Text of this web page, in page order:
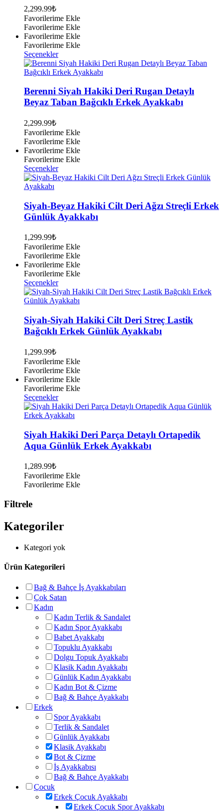
sayfasından
seçilebilir
2,299.99₺
Favorilerime Ekle
Favorilerime Ekle
Favorilerime Ekle
Favorilerime Ekle
SeçeneklerBu
ürünün
birden
varyasyonu
var.
Seçenekler
seçilebilir
Berenni Siyah Hakiki Deri Rugan Detaylı
Beyaz Taban Bağcıklı Erkek Ayakkabı
2,299.99₺
Favorilerime Ekle
Favorilerime Ekle
Favorilerime Ekle
Favorilerime Ekle
SeçeneklerBu
ürünün
varyasyonu
var.
Seçenekler
seçilebilir
Siyah-Beyaz Hakiki Cilt Deri Ağzı Streçli Erkek
Günlük Ayakkabı
1,299.99₺
Favorilerime Ekle
Favorilerime Ekle
Favorilerime Ekle
Favorilerime Ekle
SeçeneklerBu
ürünün
birden
varyasyonu
var.
Seçenekler
seçilebilir
Siyah-Siyah Hakiki Cilt Deri Streç Lastik
Bağcıklı Erkek Günlük Ayakkabı
1,299.99₺
Favorilerime Ekle
Favorilerime Ekle
Favorilerime Ekle
Favorilerime Ekle
SeçeneklerBu
ürünün
birden
varyasyonu
var.
Seçenekler
seçilebilir
Siyah Hakiki Deri Parça Detaylı Ortapedik
Aqua Günlük Erkek Ayakkabı
1,289.99₺
Favorilerime Ekle
Favorilerime Ekle
Filtrele
Kategoriler
Kategori yok
Ürün Kategorileri
Bağ & Bahçe İş Ayakkabıları
Çok Satan
Kadın
Kadın Terlik & Sandalet
Kadın Spor Ayakkabı
Babet Ayakkabı
Topuklu Ayakkabı
Dolgu Topuk Ayakkabı
Klasik Kadın Ayakkabı
Günlük Kadın Ayakkabı
Kadın Bot & Çizme
Bağ & Bahçe Ayakkabı
Erkek
Spor Ayakkabı
Terlik & Sandalet
Günlük Ayakkabı
Klasik Ayakkabı
Bot & Çizme
İş Ayakkabısı
Bağ & Bahçe Ayakkabı
Çocuk
Erkek Çocuk Ayakkabı
Erkek Çocuk Spor Ayakkabı